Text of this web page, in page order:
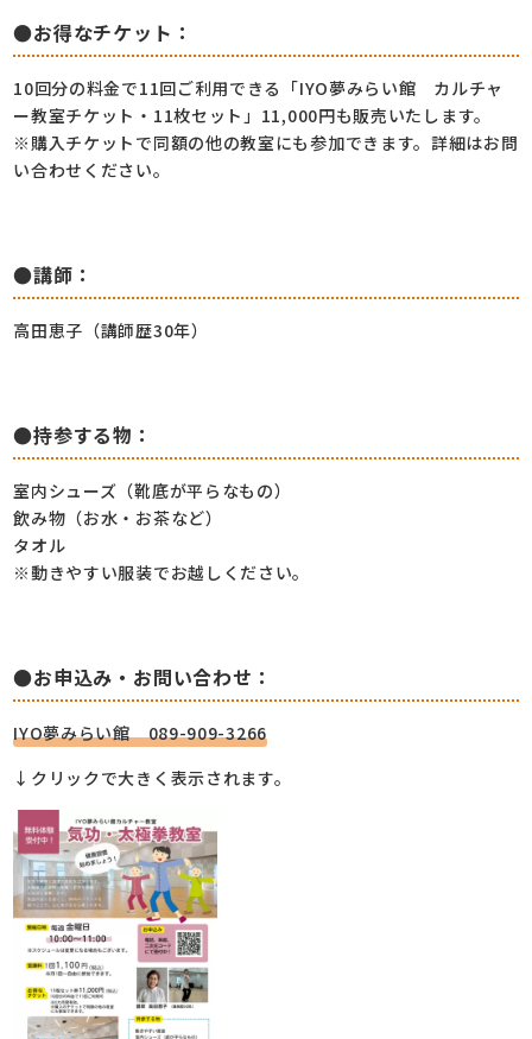
●お得なチケット：
10回分の料金で11回ご利用できる「IYO夢みらい館 カルチャ
ー教室チケット・11枚セット」11,000円も販売いたします。
※購入チケットで同額の他の教室にも参加できます。詳細はお問
い合わせください。
●講師：
高田恵子（講師歴30年）
●持参する物：
室内シューズ（靴底が平らなもの）
飲み物（お水・お茶など）
タオル
※動きやすい服装でお越しください。
●お申込み・お問い合わせ：
IYO夢みらい館 089-909-3266
↓クリックで大きく表示されます。